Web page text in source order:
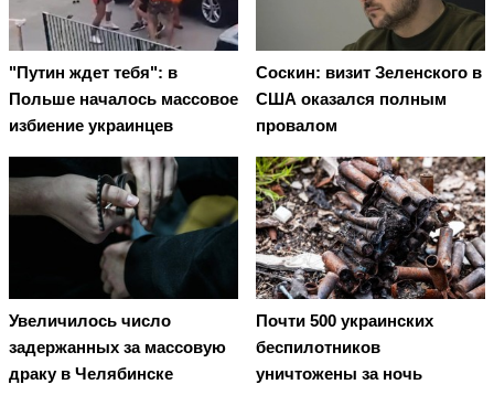
"Путин ждет тебя": в
Польше началось массовое
избиение украинцев
Соскин: визит Зеленского в
США оказался полным
провалом
Увеличилось число
задержанных за массовую
драку в Челябинске
Почти 500 украинских
беспилотников
уничтожены за ночь